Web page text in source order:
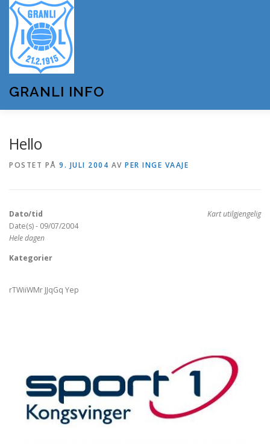
innhold
GRANLI INFO
OM GRANLI INFO
Hello
POSTET PÅ 9. JULI 2004 AV PER INGE VAAJE
Kart utilgjengelig
Dato/tid
Date(s) - 09/07/2004
Hele dagen
Kategorier
rTWiiWMr JJqGq Yep